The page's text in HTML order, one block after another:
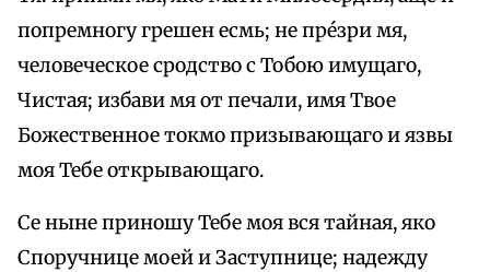
попремногу грешен есмь; не пре́зри мя,
человеческое сродство с Тобою имущаго,
Чистая; избави мя от печали, имя Твое
Божественное токмо призывающаго и язвы
моя Тебе открывающаго.
Се ныне приношу Тебе моя вся тайная, яко
Споручнице моей и Заступнице; надежду